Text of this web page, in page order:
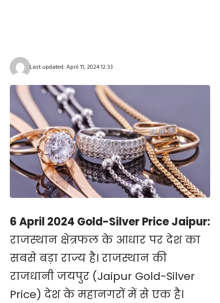
Last updated: April 11, 2024 12:33
6 April 2024 Gold-Silver Price Jaipur:
राजस्थान क्षेत्रफल के आधार पर देश का
सबसे बड़ा राज्य है। राजस्थान की
राजधानी जयपुर (Jaipur Gold-Silver
Price) देश के महानगरों में से एक है।